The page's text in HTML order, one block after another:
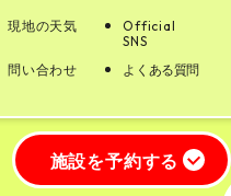
現地の天気
Official
SNS
問い合わせ よくある質問
施設を予約する